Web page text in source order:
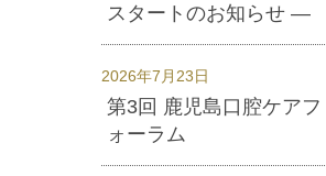
スタートのお知らせ ―
2026年7月23日
第3回 鹿児島口腔ケアフ
ォーラム